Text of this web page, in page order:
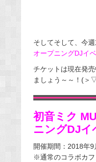
そしてそして、今
オープニングDJイ
チケットは現在発
ましょう～～！(＞
初音ミク
ニングDJイ
開催期間：2018年
※通常のコラボカフ